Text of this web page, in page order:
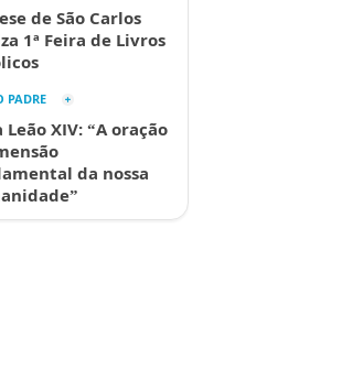
de São Carlos
1ª Feira de Livros
PADRE
Leão XIV: “A oração
da nossa